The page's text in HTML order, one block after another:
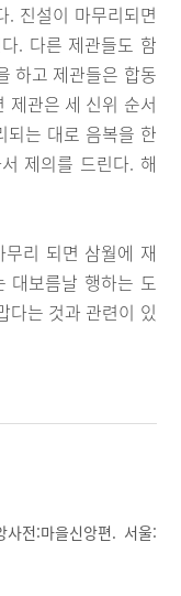
. 진설이 마무리되면
. 다른 제관들도 함
하고 제관들은 합동
제관은 세 신위 순서
되는 대로 음복을 한
제의를 드린다. 해
리 되면 삼월에 재
대보름날 행하는 도
다는 것과 관련이 있
사전:마을신앙편. 서울: